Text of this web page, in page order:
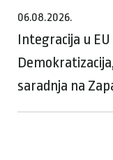
06.08.2026.
Integracija u
saradnja na